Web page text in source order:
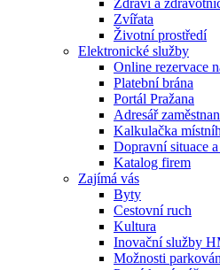
Zdraví a
Zvířata
Životní prostředí
Elektronické služby
Online rezervace
Platební brána
Portál Pražana
Adresář
Kalkulačka
Dopravní situace
Katalog firem
Zajímá vás
Byty
Cestovní ruch
Kultura
Inovační služby
Možnosti